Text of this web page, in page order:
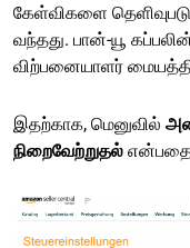
கேள்விகளை
வந்தது. பான்-யூ
விற்பனையாளர்
இதற்காக, மெனுவில்
நிறைவேற்றுதல்